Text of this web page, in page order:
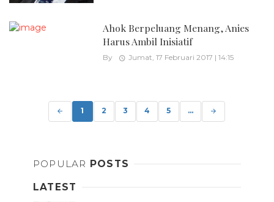
Ahok Berpeluang Menang, Anies
Harus Ambil Inisiatif
By Jumat, 17 Februari 2017 | 14:15
navigation
1 2 3 4 5 ...
POPULAR POSTS
LATEST